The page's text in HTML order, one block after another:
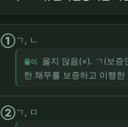
①ㄱ, ㄴ
풀이
옳지 않음(×). ㄱ(보증
한 채무를 보증하고 이행
②ㄱ, ㅁ